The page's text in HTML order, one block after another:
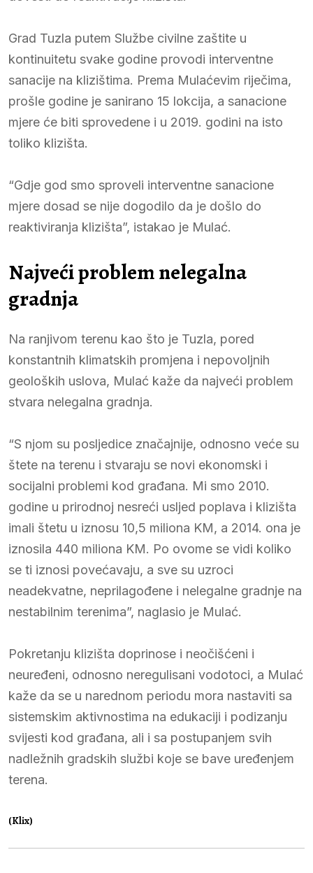
Grad Tuzla putem Službe civilne zaštite u
kontinuitetu svake godine provodi interventne
sanacije na klizištima. Prema Mulaćevim riječima,
prošle godine je sanirano 15 lokcija, a sanacione
mjere će biti sprovedene i u 2019. godini na isto
toliko klizišta.
“Gdje god smo sproveli interventne sanacione
mjere dosad se nije dogodilo da je došlo do
reaktiviranja klizišta”, istakao je Mulać.
Najveći problem nelegalna
gradnja
Na ranjivom terenu kao što je Tuzla, pored
konstantnih klimatskih promjena i nepovoljnih
geoloških uslova, Mulać kaže da najveći problem
stvara nelegalna gradnja.
“S njom su posljedice značajnije, odnosno veće su
štete na terenu i stvaraju se novi ekonomski i
socijalni problemi kod građana. Mi smo 2010.
godine u prirodnoj nesreći usljed poplava i klizišta
imali štetu u iznosu 10,5 miliona KM, a 2014. ona je
iznosila 440 miliona KM. Po ovome se vidi koliko
se ti iznosi povećavaju, a sve su uzroci
neadekvatne, neprilagođene i nelegalne gradnje na
nestabilnim terenima”, naglasio je Mulać.
Pokretanju klizišta doprinose i neočišćeni i
neuređeni, odnosno neregulisani vodotoci, a Mulać
kaže da se u narednom periodu mora nastaviti sa
sistemskim aktivnostima na edukaciji i podizanju
svijesti kod građana, ali i sa postupanjem svih
nadležnih gradskih službi koje se bave uređenjem
terena.
(Klix)